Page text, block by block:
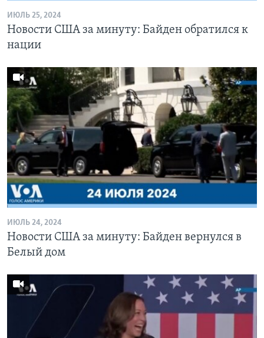
ИЮЛЬ 25, 2024
Новости США за минуту: Байден обратился к
нации
ИЮЛЬ 24, 2024
Новости США за минуту: Байден вернулся в
Белый дом